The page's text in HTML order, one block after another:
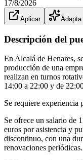
17/8/2026
Aplicar
Descripción del
En Alcalá de Henares,
producción de una
realizan en turnos
14:00 a 22:00 y de
Se requiere experiencia
Se ofrece un salario de
euros por asistencia y
discontinuo, con una
renovaciones periódicas.